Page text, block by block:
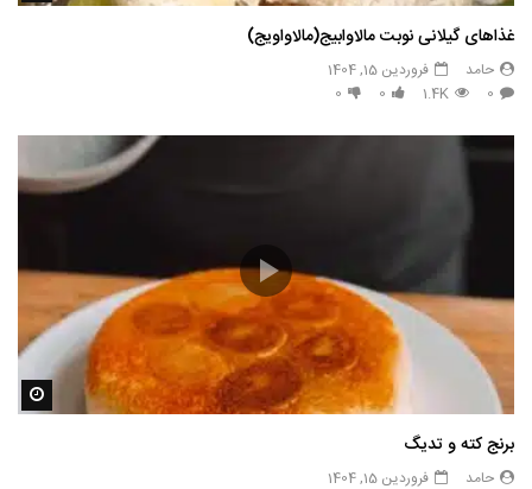
غذاهای گیلانی نوبت مالاوابیج(مالاواویج)
حامد
فروردین 15, 1404
0
1.4K
0
0
برنج کته و تدیگ
حامد
فروردین 15, 1404